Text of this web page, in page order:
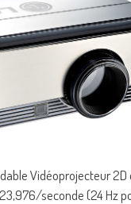
Vidéoprojecteur
seconde (24 Hz